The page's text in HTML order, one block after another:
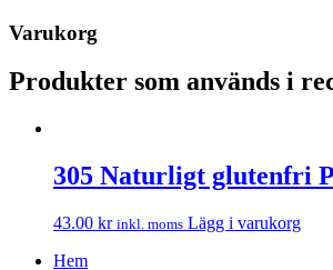
Varukorg
Produkter som används i
305 Naturligt glutenfri
43.00 kr inkl. moms Lägg i varukorg
Hem